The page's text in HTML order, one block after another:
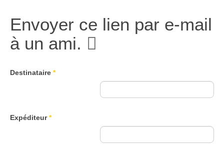
Envoyer ce lien par e-mail
à un ami.
Destinataire *
Expéditeur*